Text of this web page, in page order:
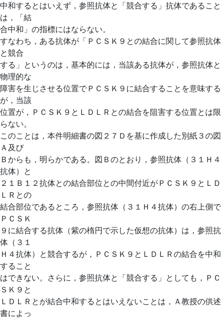
中和するとはいえず，参照抗体と「競合する」抗体であること
は，「結
合中和」の指標にはならない。
すなわち，ある抗体が「ＰＣＳＫ９との結合に関して参照抗体
と競合
する」というのは，基本的には，当該ある抗体が，参照抗体と
物理的な
障害を生じさせる位置でＰＣＳＫ９に結合することを意味する
が，当該
位置が，ＰＣＳＫ９とＬＤＬＲとの結合を阻害する位置とは限
らない。
このことは，本件明細書の図２７Ｄを基に作成した別紙３の図
Ａ及び
Ｂからも，明らかである。図Ｂのとおり，参照抗体（３１Ｈ４
抗体）と
２１Ｂ１２抗体との結合部位との中間付近がＰＣＳＫ９とＬＤ
ＬＲとの
結合部位であるところ，参照抗体（３１Ｈ４抗体）の右上側で
ＰＣＳＫ
９に結合する抗体（紫の楕円で示した仮想の抗体）は，参照抗
体（３１
Ｈ４抗体）と競合するが，ＰＣＳＫ９とＬＤＬＲの結合を中和
すること
はできない。さらに，参照抗体と「競合する」としても，ＰＣ
ＳＫ９と
ＬＤＬＲとが結合中和するとはいえないことは，Ａ教授の供述
書によっ